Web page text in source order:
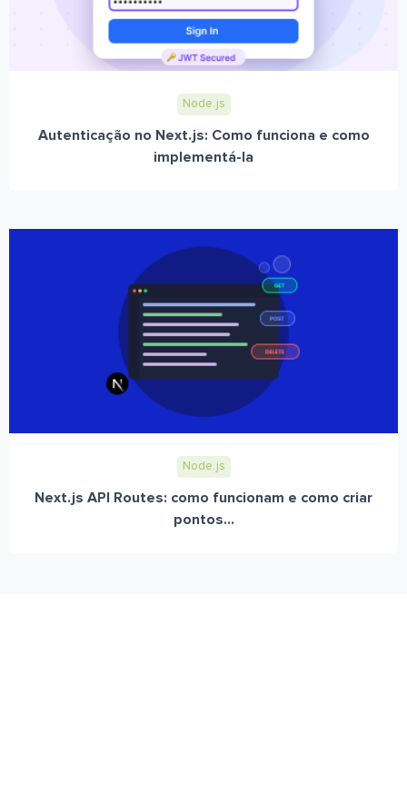
Node.js
Autenticação no Next.js: Como funciona e como
implementá-la
Node.js
Next.js API Routes: como funcionam e como criar
pontos...